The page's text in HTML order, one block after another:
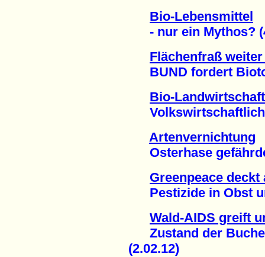
Bio-Lebensmittel
- nur ein Mythos?
Flächenfraß
BUND fordert
Bio-Landwirtschaft
Volkswirtschaftlich
Artenvernichtung
Osterhase
Greenpeace deckt
Pestizide in Obst
Wald-AIDS greift
Zustand der
(2.02.12)